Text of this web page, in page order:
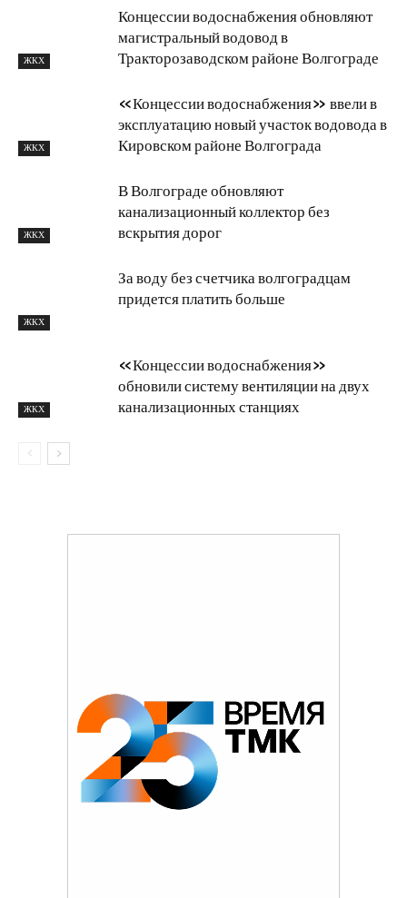
ЖКХ
Концессии водоснабжения обновляют
магистральный водовод в
Тракторозаводском районе Волгограде
ЖКХ
«Концессии водоснабжения» ввели в
эксплуатацию новый участок водовода в
Кировском районе Волгограда
ЖКХ
В Волгограде обновляют
канализационный коллектор без
вскрытия дорог
ЖКХ
За воду без счетчика волгоградцам
придется платить больше
ЖКХ
«Концессии водоснабжения»
обновили систему вентиляции на двух
канализационных станциях